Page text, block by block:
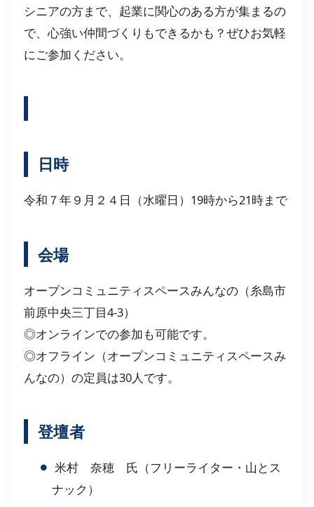
シニアの方まで、起業に関心のある方が集まるの
で、心強い仲間づくりもできるかも？ぜひお気軽
にご参加ください。
日時
令和７年９月２４日（水曜日）19時から21時まで
会場
オープンコミュニティスペースみんなの（糸島市
前原中央三丁目4-3）
◎オンラインでの参加も可能です。
◎オフライン（オープンコミュニティスペースみ
んなの）の定員は30人です。
登壇者
米村 奈穂 氏（フリーライター・山とス
ナック）